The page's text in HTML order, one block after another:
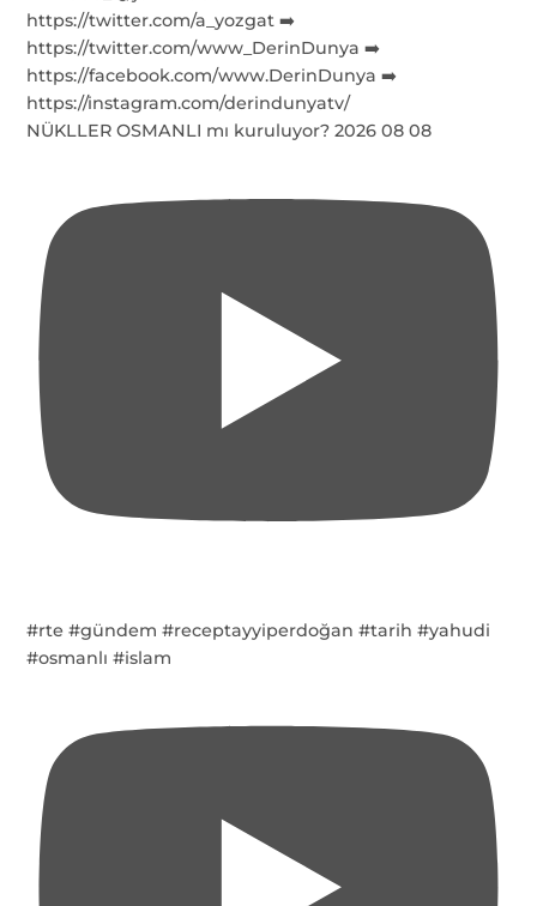
NÜKLLER OSMANLI mı kuruluyor? 2026 08 08
#rte #gündem #receptayyiperdoğan #tarih #yahudi
#osmanlı #islam